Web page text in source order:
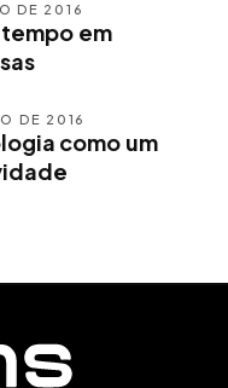
DE 2016
em
DE 2016
como um